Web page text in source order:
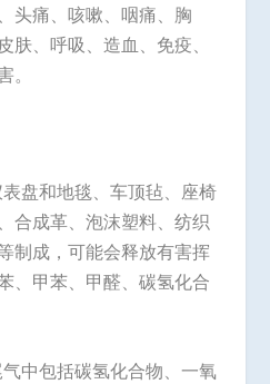
头痛、咳嗽、咽痛、胸
肤、呼吸、造血、免疫、
盘和地毯、车顶毡、座椅
合成革、泡沫塑料、纺织
制成，可能会释放有害挥
、甲苯、甲醛、碳氢化合
中包括碳氢化合物、一氧